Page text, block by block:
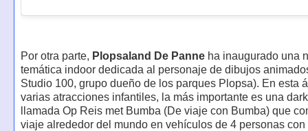
Por otra parte, Plopsaland De Panneha inaugurado una
temática indoor dedicada al personaje de dibujos
Studio 100, grupo dueño de los parques Plopsa). En esta
varias atracciones infantiles, la más importante es una
llamada Op Reis met Bumba (De viaje con Bumba) que
viaje alrededor del mundo en vehículos de 4 personas con